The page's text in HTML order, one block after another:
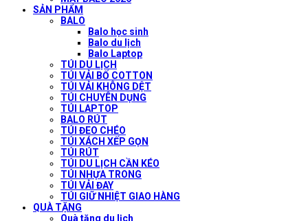
SẢN PHẨM
BALO
Balo học sinh
Balo du lịch
Balo Laptop
TÚI DU LỊCH
TÚI VẢI BỐ COTTON
TÚI VẢI KHÔNG DỆT
TÚI CHUYÊN DỤNG
TÚI LAPTOP
BALO RÚT
TÚI ĐEO CHÉO
TÚI XÁCH XẾP GỌN
TÚI RÚT
TÚI DU LỊCH CẦN KÉO
TÚI NHỰA TRONG
TÚI VẢI ĐAY
TÚI GIỮ NHIỆT GIAO HÀNG
QUÀ TẶNG
Quà tặng du lịch